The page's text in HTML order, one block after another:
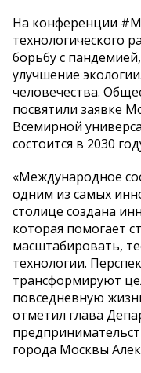
На конференции
технологического
борьбу с
улучшение
человечества.
посвятили заявке
Всемирной
состоится в 2030
«Международное
одним из самых
столице создана
которая помогает
масштабировать,
технологии.
трансформируют
повседневную
отметил глава
города Москвы